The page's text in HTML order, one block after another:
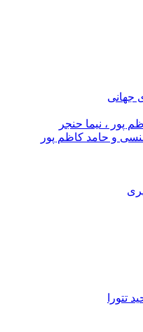
، نیما حنجر
حامد کاظم پور